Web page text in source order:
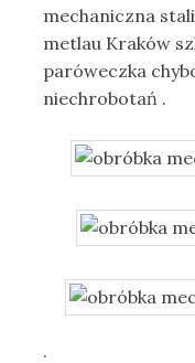
mechaniczna
metlau Kraków
paróweczka
niechrobotań .
.